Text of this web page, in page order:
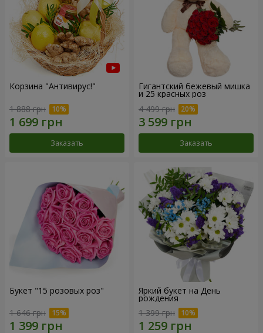
Корзина "Антивирус!"
1 888 грн
Заказать
Гигантский бежевый мишка
и 25 красных роз
4 499 грн
Заказать
Букет "15 розовых роз"
1 646 грн
Яркий букет на День
рождения
1 399 грн